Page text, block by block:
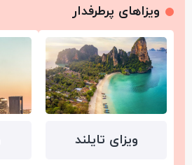
ویزاهای پرطرفدار
ویزای تایلند